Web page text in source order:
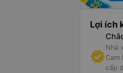
Lợi ích
Nhà
Cam
cấp